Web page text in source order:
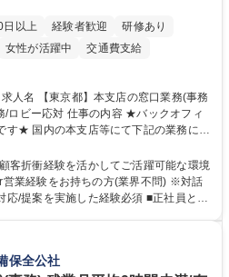
日以上 経験者歓迎
研修あり
女性が活躍中
交通費支給
容 ★バックオフィ
す★ 国内の本支店等にて下記の業務に従
ロビーにて事務手続等の受付・オペレ
の検討・構築等 ≪業務紹介：ご応募前
www.mysite.bk.mufg.jp/career/circle/
客折衝経験を活かしてご活躍可能な環境
業経験をお持ちの方(業界不問) ※対話
を実施した経験必須 ■正社員とし
幅広いキャリアの選択肢があり、公募
りが挑戦できるカルチャーが浸透してい
保全公社